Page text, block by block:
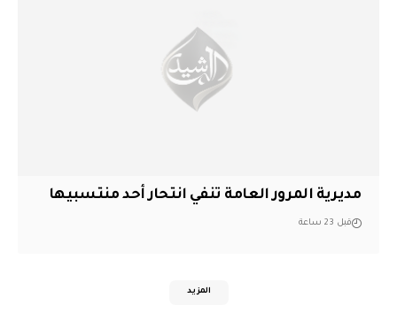
مديرية المرور العامة تنفي انتحار أحد منتسبيها
قبل 23 ساعة
المزيد